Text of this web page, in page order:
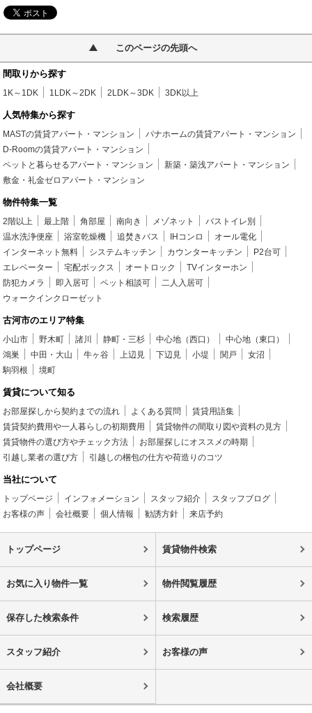
このページの先頭へ
間取りから探す
1K～1DK 1LDK～2DK 2LDK～3DK 3DK以上
人気特集から探す
MASTの賃貸アパート・マンション
パナホームの賃貸アパート・マンション
D-Roomの賃貸アパート・マンション
ペットと暮らせるアパート・マンション
新築・築浅アパート・マンション
敷金・礼金ゼロアパート・マンション
物件特集一覧
2階以上 最上階 角部屋 南向き メゾネット
バストイレ別
温水洗浄便座
浴室乾燥機 追焚きバス IHコンロ
オール電化
インターネット無料
システムキッチン カウンターキッチン
P2台可
エレベーター
宅配ボックス オートロック
TVインターホン
防犯カメラ
即入居可 ペット相談可
二人入居可
ウォークインクローゼット
古河市のエリア特集
小山市 野木町 諸川 静町・三杉 中心地（西口）
中心地（東口）
鴻巣
中田・大山 牛ヶ谷 上辺見 下辺見 小堤 関戸
女沼
駒羽根
境町
賃貸について知る
お部屋探しから契約までの流れ よくある質問
賃貸用語集
賃貸契約費用や一人暮らしの初期費用
賃貸物件の間取り図や資料の見方
賃貸物件の選び方やチェック方法
お部屋探しにオススメの時期
引越し業者の選び方
引越しの梱包の仕方や荷造りのコツ
当社について
トップページ インフォメーション スタッフ紹介
スタッフブログ
お客様の声
会社概要 個人情報 勧誘方針 来店予約
トップページ 賃貸物件検索
お気に入り物件一覧 物件閲覧履歴
保存した検索条件 検索履歴
スタッフ紹介 お客様の声
会社概要